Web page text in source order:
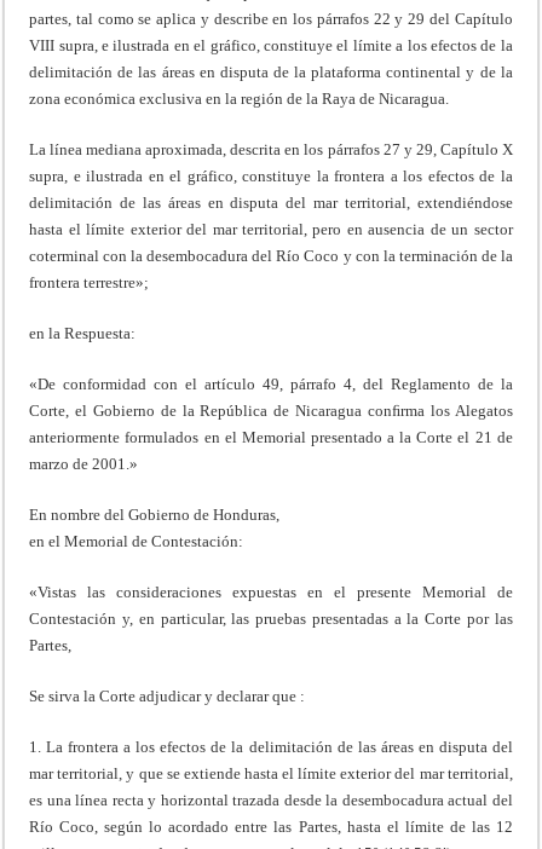
partes, tal como se aplica y describe en los párrafos 22 y 29 del Capítulo
VIII supra, e ilustrada en el gráfico, constituye el límite a los efectos de la
delimitación de las áreas en disputa de la plataforma continental y de la
zona económica exclusiva en la región de la Raya de Nicaragua.
La línea mediana aproximada, descrita en los párrafos 27 y 29, Capítulo X
supra, e ilustrada en el gráfico, constituye la frontera a los efectos de la
delimitación de las áreas en disputa del mar territorial, extendiéndose
hasta el límite exterior del mar territorial, pero en ausencia de un sector
coterminal con la desembocadura del Río Coco y con la terminación de la
frontera terrestre»;
en la Respuesta:
«De conformidad con el artículo 49, párrafo 4, del Reglamento de la
Corte, el Gobierno de la República de Nicaragua conﬁrma los Alegatos
anteriormente formulados en el Memorial presentado a la Corte el 21 de
marzo de 2001.»
En nombre del Gobierno de Honduras,
en el Memorial de Contestación:
«Vistas las consideraciones expuestas en el presente Memorial de
Contestación y, en particular, las pruebas presentadas a la Corte por las
Partes,
Se sirva la Corte adjudicar y declarar que :
1. La frontera a los efectos de la delimitación de las áreas en disputa del
mar territorial, y que se extiende hasta el límite exterior del mar territorial,
es una línea recta y horizontal trazada desde la desembocadura actual del
Río Coco, según lo acordado entre las Partes, hasta el límite de las 12